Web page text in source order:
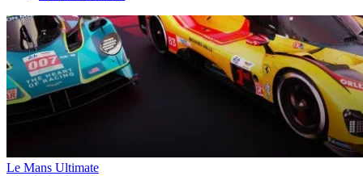
Le Mans Ultimate